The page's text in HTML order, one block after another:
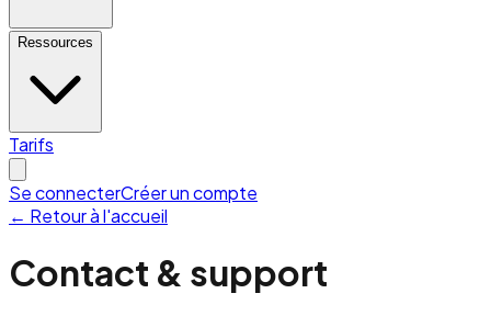
Ressources
Tarifs
Se connecterCréer un compte
← Retour à l'accueil
Contact & support